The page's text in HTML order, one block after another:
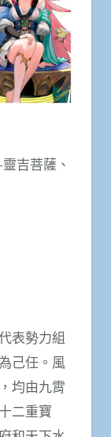
吉菩薩、
表勢力組
己任。風
均由九霄
二重寶